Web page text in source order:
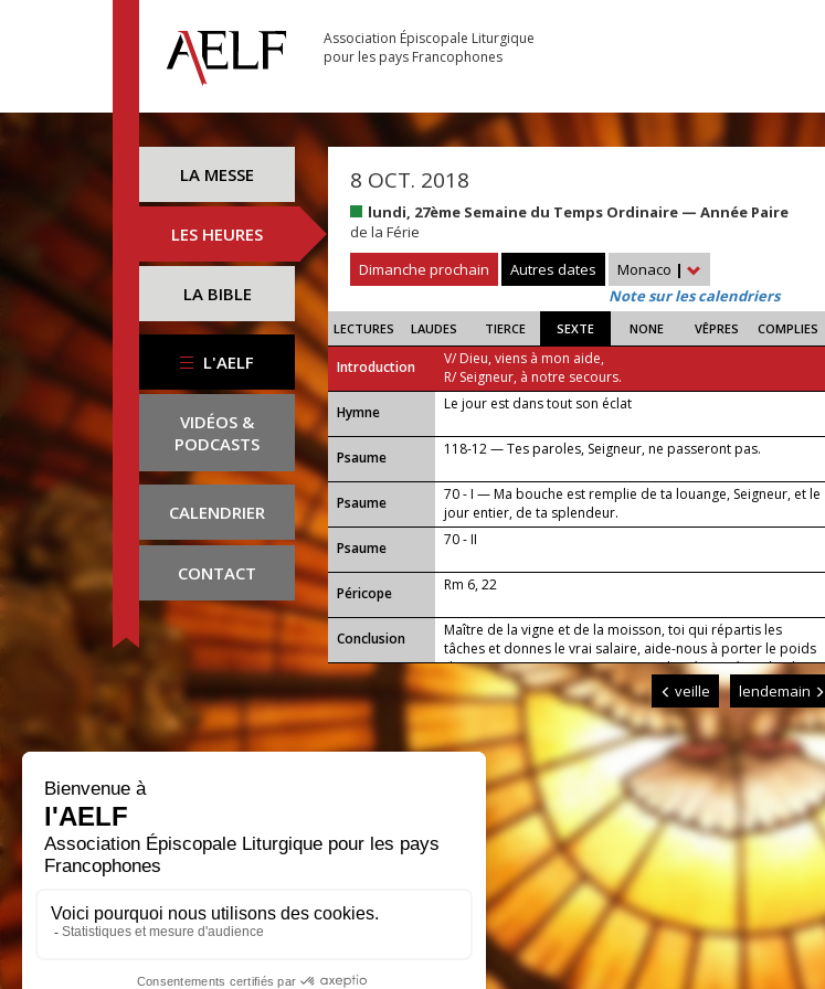
Association Épiscopale Liturgique
pour les pays Francophones
LA MESSE
LES HEURES
LA BIBLE
L'AELF
VIDÉOS &
PODCASTS
CALENDRIER
CONTACT
8 OCT. 2018
lundi, 27ème Semaine du Temps Ordinaire — Année Paire
de la Férie
Dimanche prochain
Autres dates Monaco |
Note sur les calendriers
LECTURES LAUDES TIERCE SEXTE NONE VÊPRES COMPLIES
Introduction
V/ Dieu, viens à mon aide,
R/ Seigneur, à notre secours.
...
Hymne Le jour est dans tout son éclat
Psaume 118-12 — Tes paroles, Seigneur, ne passeront pas.
Psaume
70 - I — Ma bouche est remplie de ta louange, Seigneur, et le
jour entier, de ta splendeur.
Psaume
70 - II
Péricope Rm 6, 22
Conclusion
Maître de la vigne et de la moisson, toi qui répartis les
tâches et donnes le vrai salaire, aide-nous à porter le poids
du jour sans murmurer contre ta volonté. Par Jésus, le Christ,
notre Seigneur. Amen
veille lendemain